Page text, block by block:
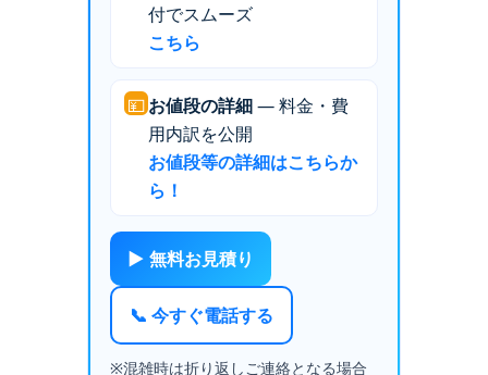
付でスムーズ
こちら
💴お値段の詳細— 料金・費
用内訳を公開
お値段等の詳細はこちらか
ら！
▶ 無料お見積り
📞 今すぐ電話する
※混雑時は折り返しご連絡となる場合